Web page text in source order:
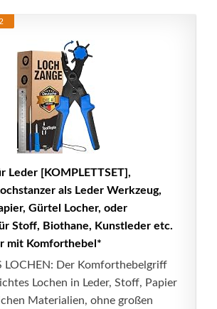
Leder [KOMPLETTSET],
als Leder Werkzeug,
Gürtel Locher, oder
Stoff, Biothane, Kunstleder etc.
mit Komforthebel*
LOCHEN: Der Komforthebelgriff
Lochen in Leder, Stoff, Papier
Materialien, ohne großen